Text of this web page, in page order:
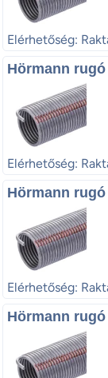
Elérhetőség:
Hörmann rugó
Elérhetőség:
Hörmann rugó
Elérhetőség:
Hörmann rugó